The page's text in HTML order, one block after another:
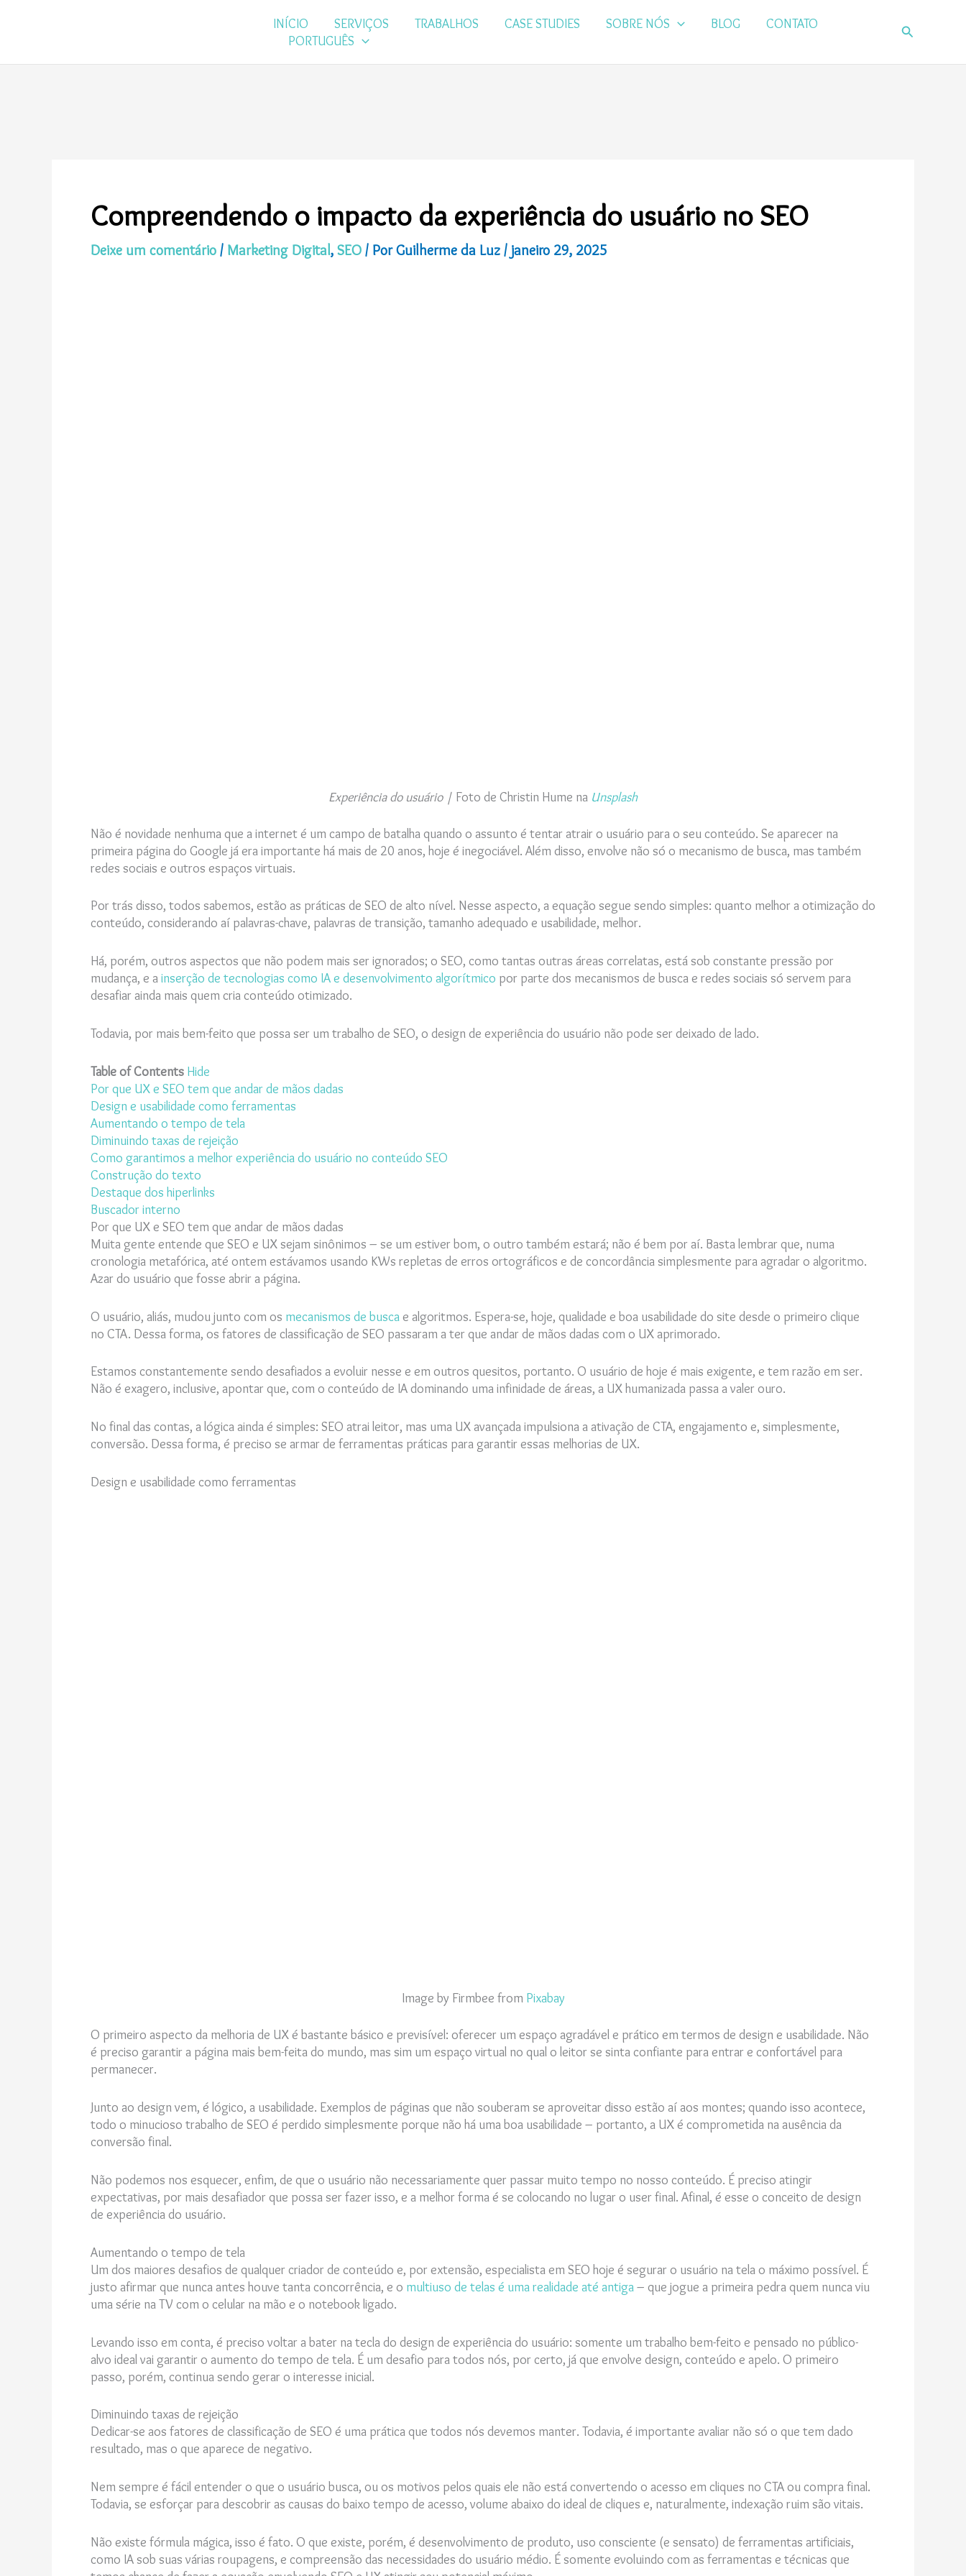
INÍCIO SERVIÇOS TRABALHOS CASE STUDIES SOBRE NÓS BLOG
CONTATO
PORTUGUÊS
Pesquisar
Compreendendo o impacto da experiência do usuário no SEO
Deixe um comentário / Marketing Digital, SEO / PorGuilherme da Luz / janeiro 29, 2025
Experiência do usuário | Foto de Christin Hume na Unsplash
Não é novidade nenhuma que a internet é um campo de batalha quando o assunto é tentar atrair o usuário para o seu conteúdo. Se aparecer na
primeira página do Google já era importante há mais de 20 anos, hoje é inegociável. Além disso, envolve não só o mecanismo de busca, mas também
redes sociais e outros espaços virtuais.
Por trás disso, todos sabemos, estão as práticas de SEO de alto nível. Nesse aspecto, a equação segue sendo simples: quanto melhor a otimização do
conteúdo, considerando aí palavras-chave, palavras de transição, tamanho adequado e usabilidade, melhor.
Há, porém, outros aspectos que não podem mais ser ignorados; o SEO, como tantas outras áreas correlatas, está sob constante pressão por
mudança, e ainserção de tecnologias como IA e desenvolvimento algorítmico por parte dos mecanismos de busca e redes sociais só servem para
desafiar ainda mais quem cria conteúdo otimizado.
Todavia, por mais bem-feito que possa ser um trabalho de SEO, o design de experiência do usuário não pode ser deixado de lado.
Table of Contents Hide
Por que UX e SEO tem que andar de mãos dadas
Design e usabilidade como ferramentas
Aumentando o tempo de tela
Diminuindo taxas de rejeição
Como garantimos a melhor experiência do usuário no conteúdo SEO
Construção do texto
Destaque dos hiperlinks
Buscador interno
Por que UX e SEO tem que andar de mãos dadas
Muita gente entende que SEO e UX sejam sinônimos – se um estiver bom, o outro também estará; não é bem por aí. Basta lembrar que, numa
cronologia metafórica, até ontem estávamos usando KWs repletas de erros ortográficos e de concordância simplesmente para agradar o algoritmo.
Azar do usuário que fosse abrir a página.
O usuário, aliás, mudou junto com os mecanismos de buscae algoritmos. Espera-se, hoje, qualidade e boa usabilidade do site desde o primeiro clique
no CTA. Dessa forma, os fatores de classificação de SEO passaram a ter que andar de mãos dadas com o UX aprimorado.
Estamos constantemente sendo desafiados a evoluir nesse e em outros quesitos, portanto. O usuário de hoje é mais exigente, e tem razão em ser.
Não é exagero, inclusive, apontar que, com o conteúdo de IA dominando uma infinidade de áreas, a UX humanizada passa a valer ouro.
No final das contas, a lógica ainda é simples: SEO atrai leitor, mas uma UX avançada impulsiona a ativação de CTA, engajamento e, simplesmente,
conversão. Dessa forma, é preciso se armar de ferramentas práticas para garantir essas melhorias de UX.
Design e usabilidade como ferramentas
Image by Firmbee from Pixabay
O primeiro aspecto da melhoria de UX é bastante básico e previsível: oferecer um espaço agradável e prático em termos de design e usabilidade. Não
é preciso garantir a página mais bem-feita do mundo, mas sim um espaço virtual no qual o leitor se sinta confiante para entrar e confortável para
permanecer.
Junto ao design vem, é lógico, a usabilidade. Exemplos de páginas que não souberam se aproveitar disso estão aí aos montes; quando isso acontece,
todo o minucioso trabalho de SEO é perdido simplesmente porque não há uma boa usabilidade – portanto, a UX é comprometida na ausência da
conversão final.
Não podemos nos esquecer, enfim, de que o usuário não necessariamente quer passar muito tempo no nosso conteúdo. É preciso atingir
expectativas, por mais desafiador que possa ser fazer isso, e a melhor forma é se colocando no lugar o user final. Afinal, é esse o conceito de design
de experiência do usuário.
Aumentando o tempo de tela
Um dos maiores desafios de qualquer criador de conteúdo e, por extensão, especialista em SEO hoje é segurar o usuário na tela o máximo possível. É
justo afirmar que nunca antes houve tanta concorrência, e o multiuso de telas é uma realidade até antiga– que jogue a primeira pedra quem nunca viu
uma série na TV com o celular na mão e o notebook ligado.
Levando isso em conta, é preciso voltar a bater na tecla do design de experiência do usuário: somente um trabalho bem-feito e pensado no público-
alvo ideal vai garantir o aumento do tempo de tela. É um desafio para todos nós, por certo, já que envolve design, conteúdo e apelo. O primeiro
passo, porém, continua sendo gerar o interesse inicial.
Diminuindo taxas de rejeição
Dedicar-se aos fatores de classificação de SEO é uma prática que todos nós devemos manter. Todavia, é importante avaliar não só o que tem dado
resultado, mas o que aparece de negativo.
Nem sempre é fácil entender o que o usuário busca, ou os motivos pelos quais ele não está convertendo o acesso em cliques no CTA ou compra final.
Todavia, se esforçar para descobrir as causas do baixo tempo de acesso, volume abaixo do ideal de cliques e, naturalmente, indexação ruim são vitais.
Não existe fórmula mágica, isso é fato. O que existe, porém, é desenvolvimento de produto, uso consciente (e sensato) de ferramentas artificiais,
como IA sob suas várias roupagens, e compreensão das necessidades do usuário médio. É somente evoluindo com as ferramentas e técnicas que